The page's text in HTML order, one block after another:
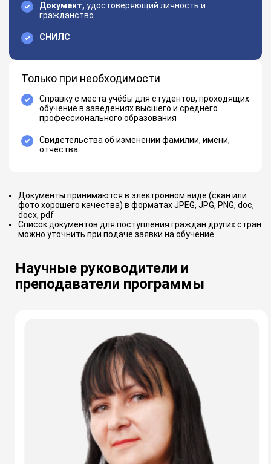
Документ, удостоверяющий личность и
гражданство
СНИЛС
Только при необходимости
Справку с места учёбы для студентов, проходящих
обучение в заведениях высшего и среднего
профессионального образования
Свидетельства об изменении фамилии, имени,
отчества
Документы принимаются в электронном виде (скан или
фото хорошего качества) в форматах JPEG, JPG, PNG, doc,
docx, pdf
Список документов для поступления граждан других стран
можно уточнить при подаче заявки на обучение.
Научные руководители и
преподаватели программы